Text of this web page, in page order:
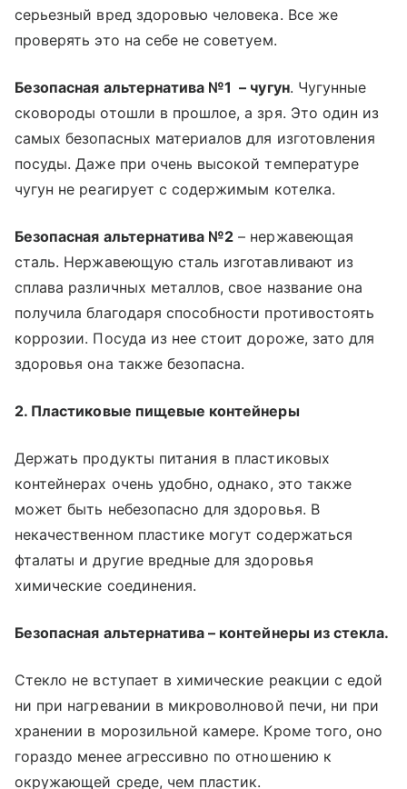
серьезный вред здоровью человека. Все же
проверять это на себе не советуем.
Безопасная альтернатива №1 – чугун. Чугунные
сковороды отошли в прошлое, а зря. Это один из
самых безопасных материалов для изготовления
посуды. Даже при очень высокой температуре
чугун не реагирует с содержимым котелка.
Безопасная альтернатива №2 – нержавеющая
сталь. Нержавеющую сталь изготавливают из
сплава различных металлов, свое название она
получила благодаря способности противостоять
коррозии. Посуда из нее стоит дороже, зато для
здоровья она также безопасна.
2. Пластиковые пищевые контейнеры
Держать продукты питания в пластиковых
контейнерах очень удобно, однако, это также
может быть небезопасно для здоровья. В
некачественном пластике могут содержаться
фталаты и другие вредные для здоровья
химические соединения.
Безопасная альтернатива – контейнеры из стекла.
Стекло не вступает в химические реакции с едой
ни при нагревании в микроволновой печи, ни при
хранении в морозильной камере. Кроме того, оно
гораздо менее агрессивно по отношению к
окружающей среде, чем пластик.